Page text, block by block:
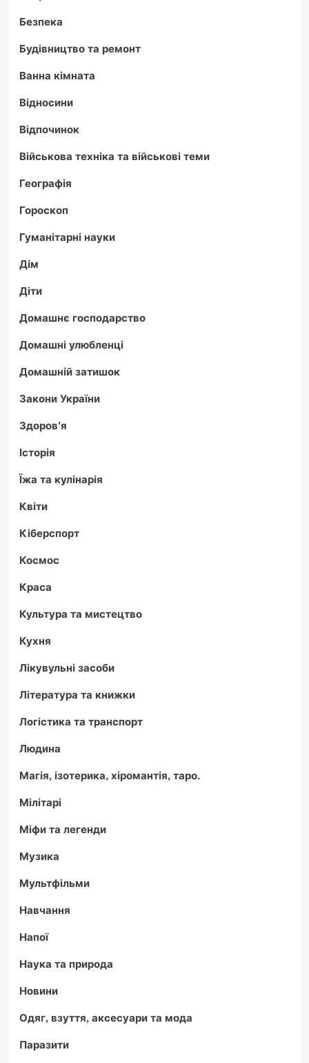
Безпека
Будівництво та ремонт
Ванна кімната
Відносини
Відпочинок
Військова техніка та військові теми
Географія
Гороскоп
Гуманітарні науки
Дім
Діти
Домашнє господарство
Домашні улюбленці
Домашній затишок
Закони України
Здоров'я
Історія
Їжа та кулінарія
Квіти
Кіберспорт
Космос
Краса
Культура та мистецтво
Кухня
Лікувульні засоби
Література та книжки
Логістика та транспорт
Людина
Магія, ізотерика, хіромантія, таро.
Мілітарі
Міфи та легенди
Музика
Мультфільми
Навчання
Напої
Наука та природа
Новини
Одяг, взуття, аксесуари та мода
Паразити